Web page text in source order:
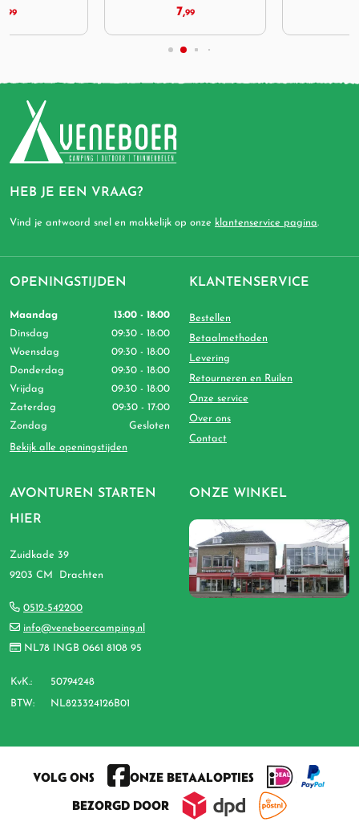
HEB JE EEN VRAAG?
Vind je antwoord snel en makkelijk op onze klantenservice pagina.
AVONTUREN STARTEN
HIER
Zuidkade 39
9203 CM Drachten
0512-542200
info@veneboercamping.nl
NL78 INGB 0661 8108 95
KvK.: 50794248
BTW: NL823324126B01
OPENINGSTIJDEN
Maandag
13:00 - 18:00
Dinsdag
09:30 - 18:00
Woensdag
09:30 - 18:00
Donderdag
09:30 - 18:00
Vrijdag
09:30 - 18:00
Zaterdag
09:30 - 17:00
Zondag
Gesloten
Bekijk alle openingstijden
KLANTENSERVICE
Bestellen
Betaalmethoden
Levering
Retourneren en Ruilen
Onze service
Over ons
Contact
ONZE WINKEL
VOLG ONS
ONZE BETAALOPTIES
BEZORGD DOOR